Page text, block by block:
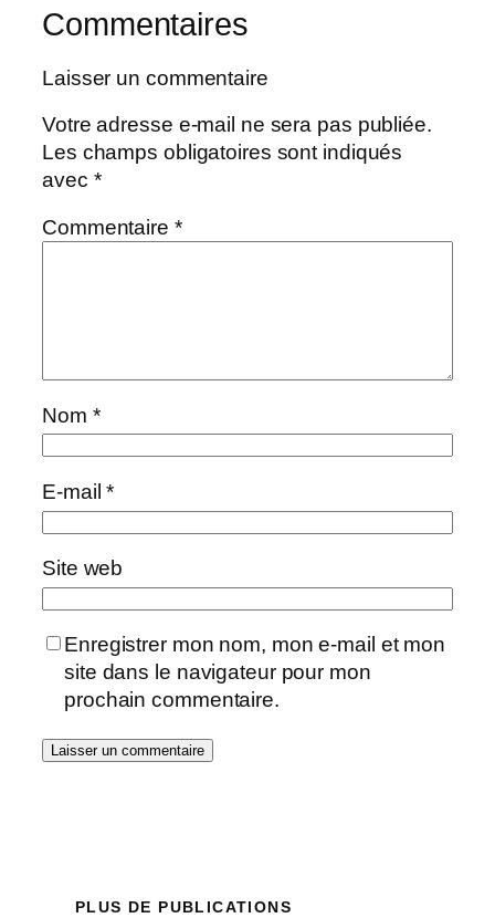
Commentaires
Laisser un commentaire
Votre adresse e-mail ne sera pas publiée.
Les champs obligatoires sont indiqués
avec *
Commentaire *
Nom *
E-mail*
Site web
Enregistrer mon nom, mon e-mail et mon
site dans le navigateur pour mon
prochain commentaire.
PLUS DE PUBLICATIONS